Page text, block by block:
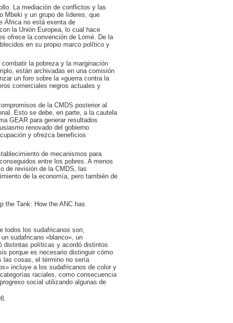
La mediación de conflictos y las
Mbeki y un grupo de líderes, que
África no está exenta de
la Unión Europea, lo cual hace
ofrece la convención de Lomé. De la
en su propio marco político y
la pobreza y la marginación
están archivadas en una comisión
un foro sobre la «guerra contra la
comerciales negros actuales y
de la CMDS posterior al
Esto se debe, en parte, a la cautela
GEAR para generar resultados
renovado del gobierno
y ofrezca beneficios
de mecanismos para
entre los pobres. A menos
de revisión de la CMDS, las
de la economía, pero también de
the Tank: How the ANC has
todos los sudafricanos son,
sudafricano «blanco», un
distintas políticas y acordó distintos
porque es necesario distinguir cómo
las cosas, el término no sería
incluye a los sudafricanos de color y
raciales, como consecuencia
social utilizando algunas de